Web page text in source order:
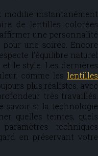
modifie instantanément
de lentilles colorées
une personnalité
une soirée. Encore
l’équilibre naturel
et le style. Les dernières
comme les lentilles
plus réalistes, avec
très travaillés.
savoir si la technologie
quelles teintes, quels
techniques
en préservant votre